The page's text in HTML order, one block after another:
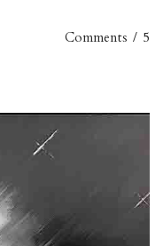
Comments / 5